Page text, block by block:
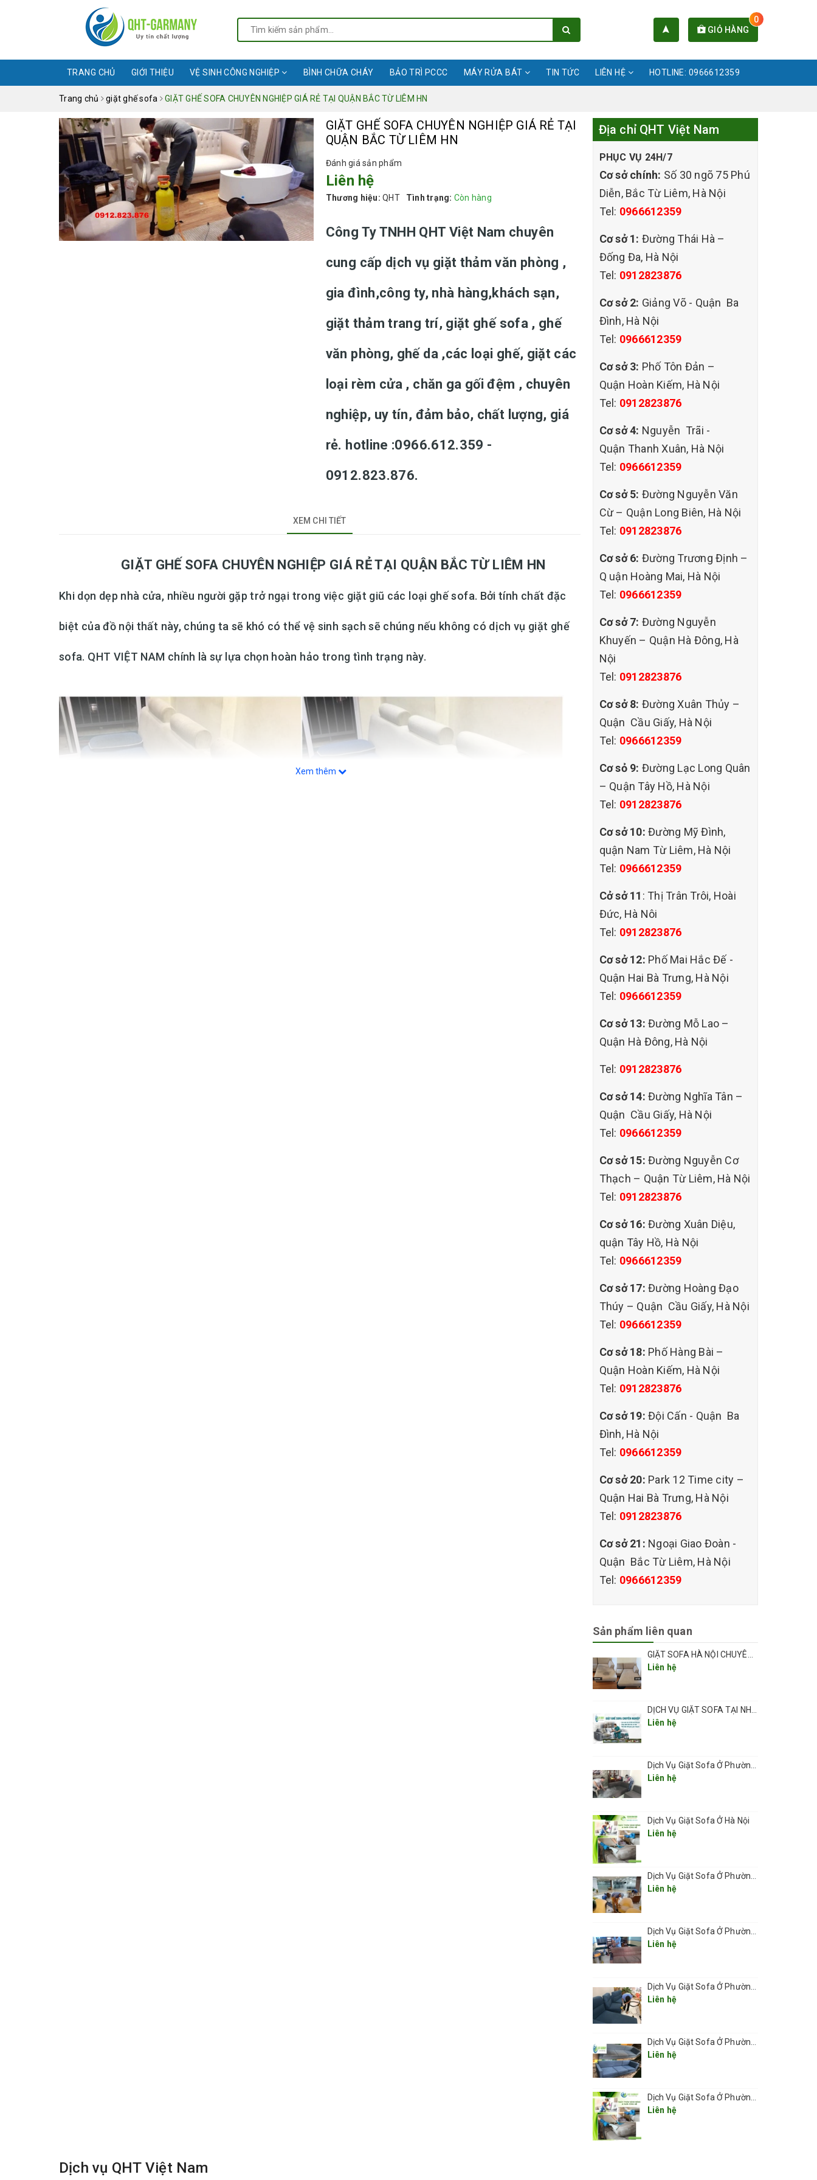
GIỎ HÀNG
0
TRANG CHỦ GIỚI THIỆU VỆ SINH CÔNG NGHIỆP BÌNH CHỮA CHÁY BẢO TRÌ PCCC MÁY RỬA BÁT TIN TỨC LIÊN HỆ HOTLINE: 0966612359
Trang chủ giặt ghế sofa GIẶT GHẾ SOFA CHUYÊN NGHIỆP GIÁ RẺ TẠI QUẬN BẮC TỪ LIÊM HN
GIẶT GHẾ SOFA CHUYÊN NGHIỆP GIÁ RẺ TẠI
QUẬN BẮC TỪ LIÊM HN
Đánh giá sản phẩm
Liên hệ
Thương hiệu: QHT Tình trạng: Còn hàng
Công Ty TNHH QHT Việt Nam chuyên
cung cấp dịch vụ giặt thảm văn phòng ,
gia đình,công ty, nhà hàng,khách sạn,
giặt thảm trang trí, giặt ghế sofa , ghế
văn phòng, ghế da ,các loại ghế, giặt các
loại rèm cửa , chăn ga gối đệm , chuyên
nghiệp, uy tín, đảm bảo, chất lượng, giá
rẻ. hotline :0966.612.359 -
0912.823.876.
XEM CHI TIẾT
GIẶT GHẾ SOFA CHUYÊN NGHIỆP GIÁ RẺ TẠI QUẬN BẮC TỪ LIÊM HN
Khi dọn dẹp nhà cửa, nhiều người gặp trở ngại trong việc giặt giũ các loại ghế sofa. Bởi tính chất đặc
biệt của đồ nội thất này, chúng ta sẽ khó có thể vệ sinh sạch sẽ chúng nếu không có dịch vụ giặt ghế
sofa. QHT VIỆT NAM chính là sự lựa chọn hoàn hảo trong tình trạng này.
Xem thêm
Địa chỉ QHT Việt Nam
PHỤC VỤ 24H/7
Cơ sở chính: Số 30 ngõ 75 Phú
Diễn, Bắc Từ Liêm, Hà Nội
Tel: 0966612359
Cơ sở 1: Đường Thái Hà –
Đống Đa, Hà Nội
Tel: 0912823876
Cơ sở 2: Giảng Võ - Quận Ba
Đình, Hà Nội
Tel: 0966612359
Cơ sở 3: Phố Tôn Đản –
Quận Hoàn Kiếm, Hà Nội
Tel: 0912823876
Cơ sở 4: Nguyễn Trãi -
Quận Thanh Xuân, Hà Nội
Tel: 0966612359
Cơ sở 5: Đường Nguyễn Văn
Cừ – Quận Long Biên, Hà Nội
Tel: 0912823876
Cơ sở 6: Đường Trương Định –
Q uận Hoàng Mai, Hà Nội
Tel: 0966612359
Cơ sở 7: Đường Nguyễn
Khuyến – Quận Hà Đông, Hà
Nội
Tel: 0912823876
Cơ sở 8: Đường Xuân Thủy –
Quận Cầu Giấy, Hà Nội
Tel: 0966612359
Cơ sỏ 9: Đường Lạc Long Quân
– Quận Tây Hồ, Hà Nội
Tel: 0912823876
Cơ sở 10: Đường Mỹ Đình,
quận Nam Từ Liêm, Hà Nội
Tel: 0966612359
Cở sở 11 : Thị Trân Trôi, Hoài
Đức, Hà Nôi
Tel: 0912823876
Cơ sở 12: Phố Mai Hắc Đế -
Quận Hai Bà Trưng, Hà Nội
Tel: 0966612359
Cơ sở 13: Đường Mỗ Lao –
Quận Hà Đông, Hà Nội
Tel: 0912823876
Cơ sở 14: Đường Nghĩa Tân –
Quận Cầu Giấy, Hà Nội
Tel: 0966612359
Cơ sở 15: Đường Nguyễn Cơ
Thạch – Quận Từ Liêm, Hà Nội
Tel: 0912823876
Cơ sở 16: Đường Xuân Diệu,
quận Tây Hồ, Hà Nội
Tel: 0966612359
Cơ sở 17: Đường Hoàng Đạo
Thúy – Quận Cầu Giấy, Hà Nội
Tel: 0966612359
Cơ sở 18: Phố Hàng Bài –
Quận Hoàn Kiếm, Hà Nội
Tel: 0912823876
Cơ sở 19: Đội Cấn - Quận Ba
Đình, Hà Nội
Tel: 0966612359
Cơ sở 20: Park 12 Time city –
Quận Hai Bà Trưng, Hà Nội
Tel: 0912823876
Cơ sở 21: Ngoại Giao Đoàn -
Quận Bắc Từ Liêm, Hà Nội
Tel: 0966612359
Sản phẩm liên quan
Liên hệ
Liên hệ
Liên hệ
Dịch Vụ Giặt Sofa Ở Hà Nội
Liên hệ
Liên hệ
Liên hệ
Liên hệ
Liên hệ
Liên hệ
Dịch vụ QHT Việt Nam